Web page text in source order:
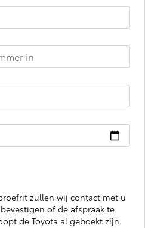
zullen wij contact met u
of de afspraak te
de Toyota al geboekt zijn.